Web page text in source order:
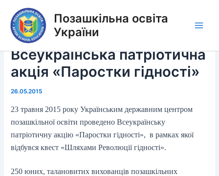
вмісту
Позашкільна освіта
України
Всеукраїнська патріотична
акція «Паростки гідності»
26.05.2015
23 травня 2015 року Українським державним центром
позашкільної освіти проведено Всеукраїнську
патріотичну акцію «Паростки гідності», в рамках якої
відбувся квест «Шляхами Революції гідності».
250 юних, талановитих вихованців позашкільних